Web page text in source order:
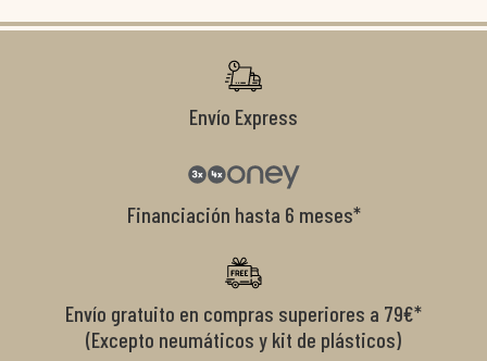
Envío Express
Financiación hasta 6 meses*
Envío gratuito en compras superiores a 79€*
(Excepto neumáticos y kit de plásticos)